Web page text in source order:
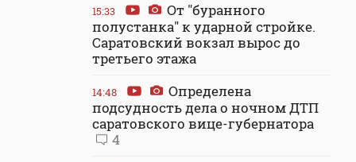
15:33
От "буранного
полустанка" к ударной стройке.
Саратовский вокзал вырос до
третьего этажа
14:48
Определена
подсудность дела о ночном ДТП
саратовского вице-губернатора
4